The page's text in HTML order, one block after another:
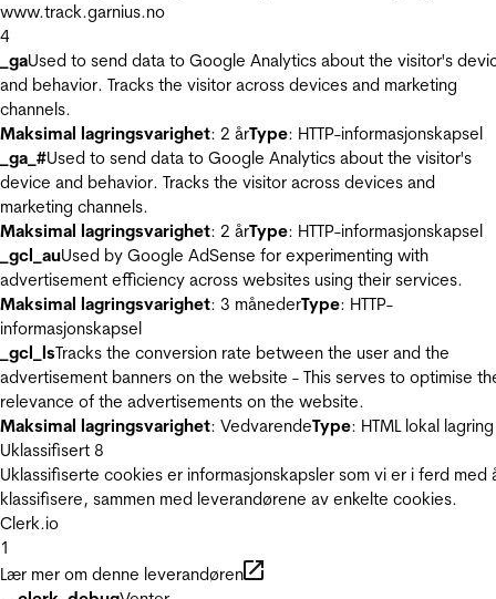
www.track.garnius.no
4
_gaUsed to send data to Google Analytics about the visitor's
and behavior. Tracks the visitor across devices and marketing
channels.
Maksimal lagringsvarighet: 2 årType: HTTP-informasjonskapsel
_ga_#Used to send data to Google Analytics about the visitor's
device and behavior. Tracks the visitor across devices and
marketing channels.
Maksimal lagringsvarighet: 2 årType: HTTP-informasjonskapsel
_gcl_auUsed by Google AdSense for experimenting with
advertisement efficiency across websites using their services.
Maksimal lagringsvarighet: 3 månederType: HTTP-
informasjonskapsel
_gcl_lsTracks the conversion rate between the user and the
advertisement banners on the website - This serves to optimise
relevance of the advertisements on the website.
Maksimal lagringsvarighet: VedvarendeType: HTML lokal lagring
Uklassifisert 8
Uklassifiserte cookies er informasjonskapsler som vi er i ferd med
klassifisere, sammen med leverandørene av enkelte cookies.
Clerk.io
1
Lær mer om denne leverandøren